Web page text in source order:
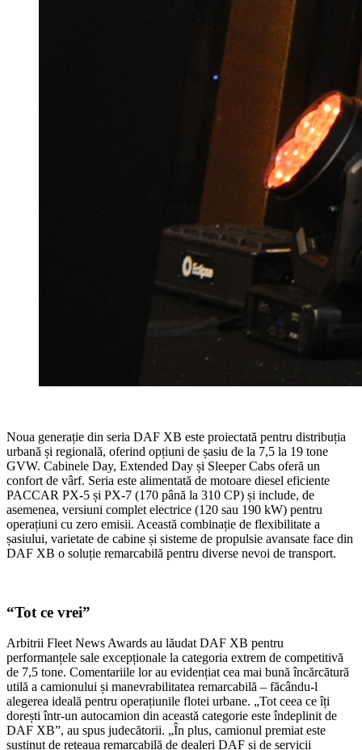
Noua generație din seria DAF XB este proiectată pentru distribuția
urbană și regională, oferind opțiuni de șasiu de la 7,5 la 19 tone
GVW. Cabinele Day, Extended Day și Sleeper Cabs oferă un
confort de vârf. Seria este alimentată de motoare diesel eficiente
PACCAR PX-5 și PX-7 (170 până la 310 CP) și include, de
asemenea, versiuni complet electrice (120 sau 190 kW) pentru
operațiuni cu zero emisii. Această combinație de flexibilitate a
șasiului, varietate de cabine și sisteme de propulsie avansate face din
DAF XB o soluție remarcabilă pentru diverse nevoi de transport.
“Tot ce vrei”
Arbitrii Fleet News Awards au lăudat DAF XB pentru
performanțele sale excepționale la categoria extrem de competitivă
de 7,5 tone. Comentariile lor au evidențiat cea mai bună încărcătură
utilă a camionului și manevrabilitatea remarcabilă – făcându-l
alegerea ideală pentru operațiunile flotei urbane. „Tot ceea ce îți
dorești într-un autocamion din această categorie este îndeplinit de
DAF XB”, au spus judecătorii. „În plus, camionul premiat este
susținut de rețeaua remarcabilă de dealeri DAF și de servicii